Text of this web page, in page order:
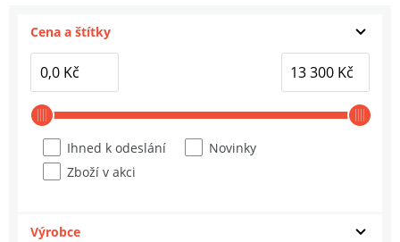
Cena a štítky
Ihned k odeslání
Novinky
Zboží v akci
Výrobce